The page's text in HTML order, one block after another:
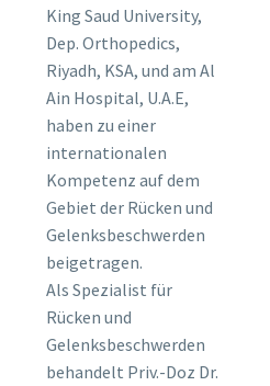
King Saud University,
Dep. Orthopedics,
Riyadh, KSA, und am Al
Ain Hospital, U.A.E,
haben zu einer
internationalen
Kompetenz auf dem
Gebiet der Rücken und
Gelenksbeschwerden
beigetragen.
Als Spezialist für
Rücken und
Gelenksbeschwerden
behandelt Priv.-Doz Dr.